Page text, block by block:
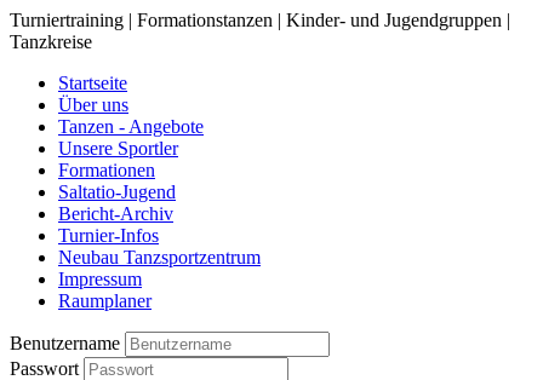
Turniertraining | Formationstanzen | Kinder- und Jugendgruppen |
Tanzkreise
Startseite
Über uns
Tanzen - Angebote
Unsere Sportler
Formationen
Saltatio-Jugend
Bericht-Archiv
Turnier-Infos
Neubau Tanzsportzentrum
Impressum
Raumplaner
Benutzername
Passwort